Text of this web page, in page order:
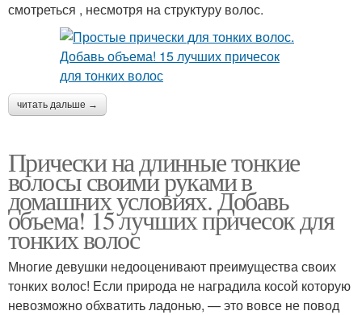
смотреться , несмотря на структуру волос.
читать дальше →
Прически на длинные тонкие
волосы своими руками в
домашних условиях. Добавь
объема! 15 лучших причесок для
тонких волос
Многие девушки недооценивают преимущества своих
тонких волос! Если природа не наградила косой которую
невозможно обхватить ладонью, — это вовсе не повод